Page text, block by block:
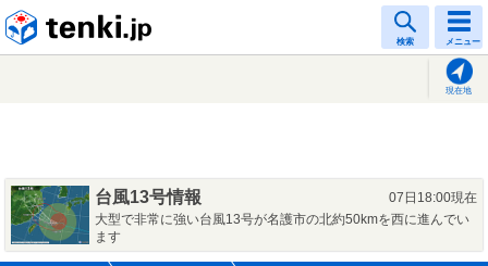
検索 メニュー
現在地
台風13号情報
07日18:00現在
大型で非常に強い台風13号が名護市の北約50kmを西に進んでい
ます